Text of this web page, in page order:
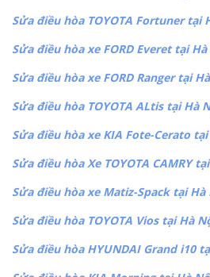
Sửa điều hòa TOYOTA Fortuner tại
Sửa điều hòa xe FORD Everet tại
Sửa điều hòa xe FORD Ranger tại
Sửa điều hòa TOYOTA ALtis tại Hà
Sửa điều hòa xe KIA Fote-Cerato
Sửa điều hòa Xe TOYOTA CAMRY
Sửa điều hòa xe Matiz-Spack tại Hà
Sửa điều hòa TOYOTA Vios tại Hà
Sửa điều hòa HYUNDAI Grand i10